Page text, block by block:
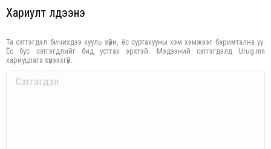
Хариулт үлдээнэ үү
Та сэтгэгдэл бичихдээ хууль зүйн, ёс суртахууны хэм хэмжээг баримтална уу.
Ёс бус сэтгэгдлийг бид устгах эрхтэй. Мэдээний сэтгэгдэлд Urug.mn
хариуцлага хүлээхгүй.
Comment